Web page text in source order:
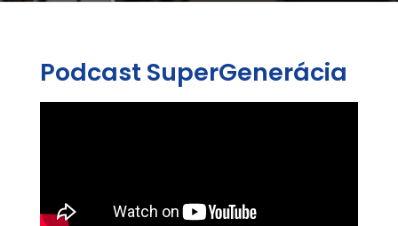
Podcast SuperGenerácia